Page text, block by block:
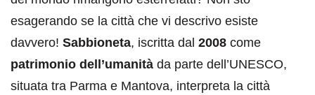
esagerando se la città che vi descrivo esiste
davvero! Sabbioneta, iscritta dal 2008 come
patrimonio dell’umanità da parte dell’UNESCO,
situata tra Parma e Mantova, interpreta la città